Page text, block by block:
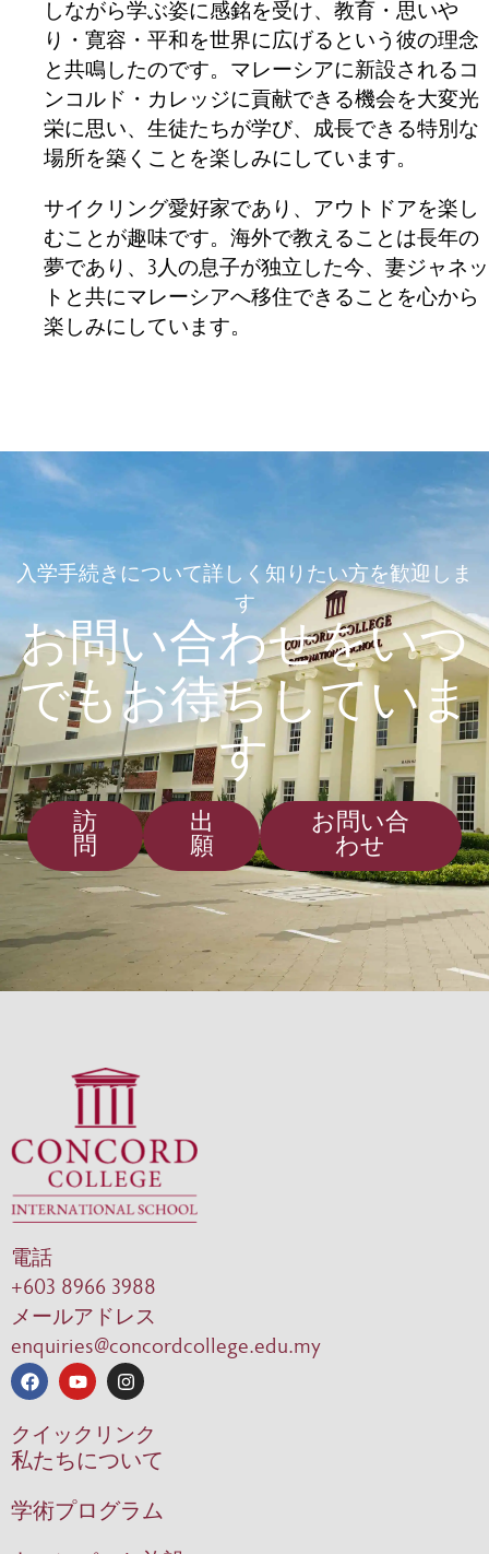
しながら学ぶ姿に感銘を受け、教育・思いや
り・寛容・平和を世界に広げるという彼の理念
と共鳴したのです。マレーシアに新設されるコ
ンコルド・カレッジに貢献できる機会を大変光
栄に思い、生徒たちが学び、成長できる特別な
場所を築くことを楽しみにしています。
サイクリング愛好家であり、アウトドアを楽し
むことが趣味です。海外で教えることは長年の
夢であり、3人の息子が独立した今、妻ジャネッ
トと共にマレーシアへ移住できることを心から
楽しみにしています。
入学手続きについて詳しく知りたい方を歓迎しま
す
お問い合わせをいつ
でもお待ちしていま
す
訪
問
出
願
お問い合
わせ
電話
+603 8966 3988
メールアドレス
enquiries@concordcollege.edu.my
クイックリンク
私たちについて
学術プログラム